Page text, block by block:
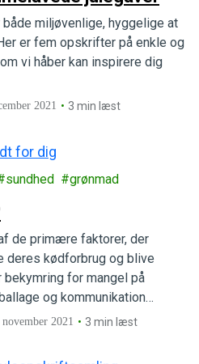
miljøvenlige, hyggelige at
er fem opskrifter på enkle og
vi håber kan inspirere dig
2021 3 min læst
sundhed grønmad
de primære faktorer, der
deres kødforbrug og blive
for mangel på
og kommunikation
denne effektive proteinmyte.
2021 3 min læst